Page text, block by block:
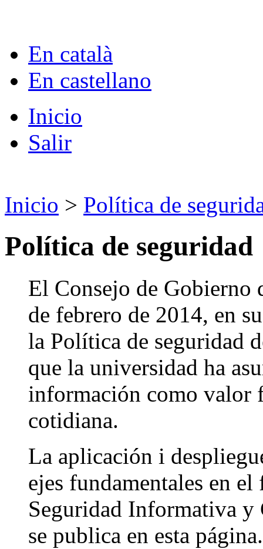
En català
En castellano
Inicio
Salir
Inicio > Política de
Política de seguridad
El Consejo de Gobierno
de febrero de 2014, en
la Política de seguridad
que la universidad ha
información como valor
cotidiana.
La aplicación i
ejes fundamentales en
Seguridad Informativa
se publica en esta página.